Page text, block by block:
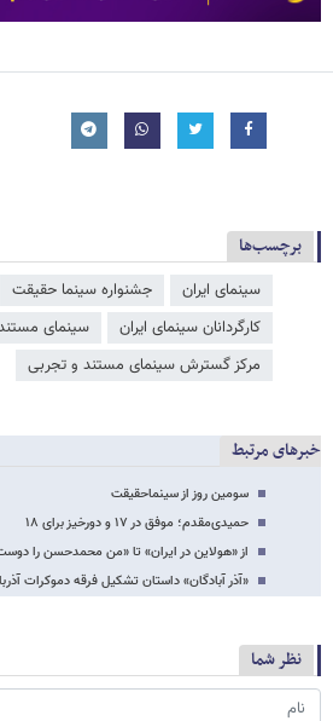
برچسب‌ها
سینمای ایران جشنواره سینما حقیقت
کارگردانان سینمای ایران
سینمای
مرکز گسترش سینمای مستند و تجربی
خبرهای مرتبط
سومین روز از سینماحقیقت
حمیدی‌مقدم؛ موفق در ۱۷ و دورخیز برای ۱٨
از «هولاین در ایران» تا «من محمدحسن را
«آذر آبادگان» داستان تشکیل فرقه دموکرات
نظر شما